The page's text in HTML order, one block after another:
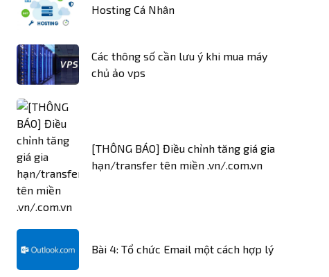
Hosting Cá Nhân
Các thông số cần lưu ý khi mua máy
chủ ảo vps
[THÔNG BÁO] Điều chỉnh tăng giá gia
hạn/transfer tên miền .vn/.com.vn
Bài 4: Tổ chức Email một cách hợp lý